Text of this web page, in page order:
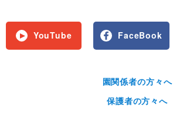
YouTube FaceBook
園関係者の方々へ
保護者の方々へ